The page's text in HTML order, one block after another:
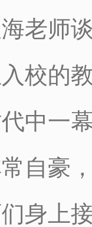
老师
校的
中一
自豪
身上